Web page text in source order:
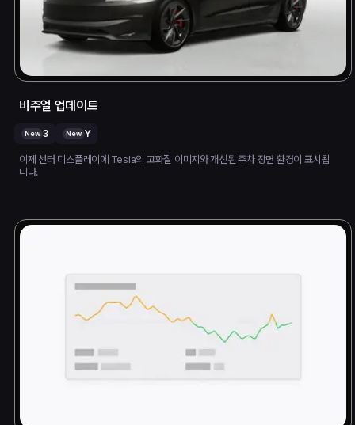
비주얼 업데이트
New 3 New Y
이제 센터 디스플레이에 Tesla의 고화질 이미지와 개선된 주차 장면 환경이 표시됩
니다.